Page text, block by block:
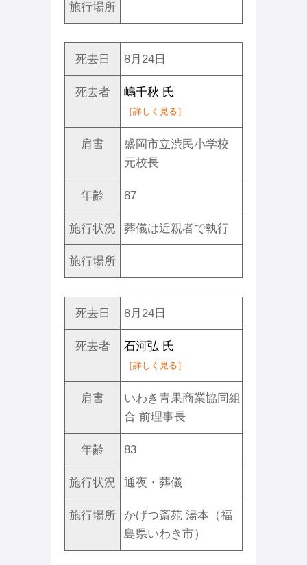
施行場所
死去日 8月24日
死去者 嶋千秋 氏
［詳しく見る］
肩書
盛岡市立渋民小学校
元校長
年齢 87
施行状況 葬儀は近親者で執行
施行場所
死去日 8月24日
死去者 石河弘 氏
［詳しく見る］
肩書
いわき青果商業協同組
合 前理事長
年齢 83
施行状況 通夜・葬儀
施行場所
かげつ斎苑 湯本（福
島県いわき市）